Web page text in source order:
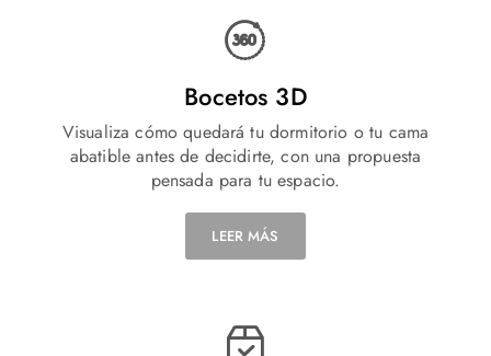
Bocetos 3D
Visualiza cómo quedará tu dormitorio o tu cama
abatible antes de decidirte, con una propuesta
pensada para tu espacio.
LEER MÁS